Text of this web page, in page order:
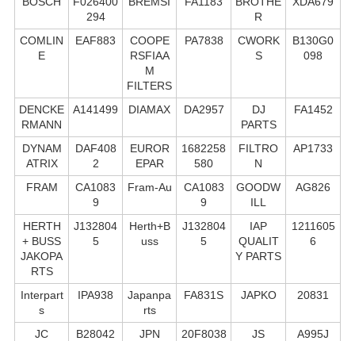
294
R
COMLIN
E
EAF883
COOPE
RSFIAA
M
FILTERS
PA7838
CWORK
S
B130G0
098
DENCKE
RMANN
A141499 DIAMAX DA2957
DJ
PARTS
FA1452
DYNAM
ATRIX
DAF408
2
EUROR
EPAR
1682258
580
FILTRO
N
AP1733
FRAM
CA1083
9
Fram-Au
CA1083
9
GOODW
ILL
AG826
HERTH
+ BUSS
JAKOPA
RTS
J132804
5
Herth+B
uss
J132804
5
IAP
QUALIT
Y PARTS
1211605
6
Interpart
s
IPA938
Japanpa
rts
FA831S JAPKO 20831
JC
B28042
JPN
20F8038
JS
A995J